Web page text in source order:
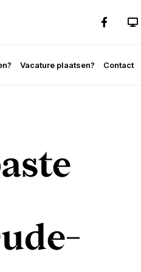
Vacature plaatsen? Contact